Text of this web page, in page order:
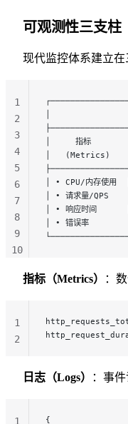
可观测性三支柱
现代监控体系建立在
│
│     指标
│   (Metrics)
│ • CPU/内存使
│ • 请求量/
│ • 响应时间
│ • 错误率
1
2
3
4
5
6
7
8
9
10
指标（Metrics） ：
1
2
日志（Logs） ：事
{
1